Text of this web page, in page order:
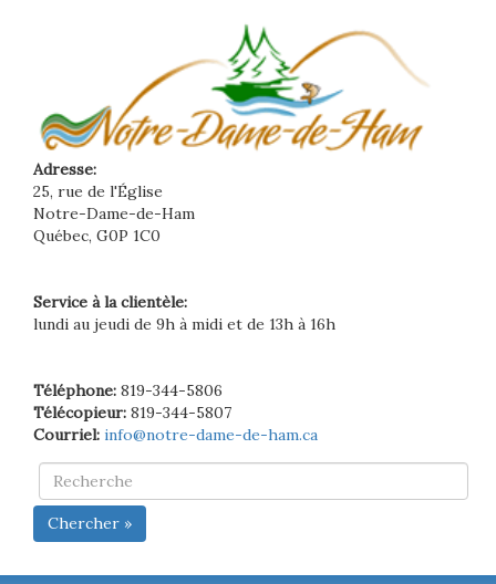
Adresse:
25, rue de l'Église
Notre-Dame-de-Ham
Québec, G0P 1C0
Service à la clientèle:
lundi au jeudi de 9h à midi et de 13h à 16h
Téléphone: 819-344-5806
Télécopieur: 819-344-5807
Courriel: info@notre-dame-de-ham.ca
Chercher »